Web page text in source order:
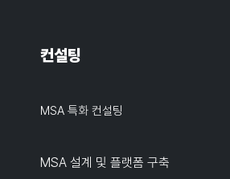
컨설팅
MSA 특화 컨설팅
MSA 설계 및 플랫폼 구축